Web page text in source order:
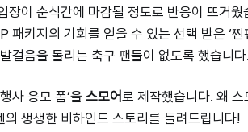
장이 순식간에 마감될 정도로 반응이 뜨거
패키지의 기회를 얻을 수 있는 선택 받은 ‘
걸음을 돌리는 축구 팬들이 없도록 했습니다.
사 응모 폼’을 스모어로 제작했습니다. 왜
의 생생한 비하인드 스토리를 들려드립니다!